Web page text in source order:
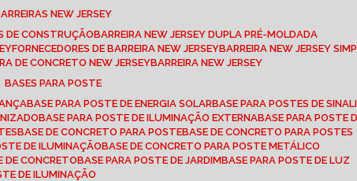
BARREIRAS NEW JERSEY
DE CONSTRUÇÃO BARREIRA NEW JERSEY DUPLA PRÉ-MOLDADA
FORNECEDORES DE BARREIRA NEW JERSEY BARREIRA NEW JERSEY
DE CONCRETO NEW JERSEY BARREIRA NEW JERSEY
BASES PARA POSTE
BASE PARA POSTE DE ENERGIA SOLAR BASE PARA POSTES DE
BASE PARA POSTE DE ILUMINAÇÃO EXTERNA BASE PARA POSTE
BASE DE CONCRETO PARA POSTE BASE DE CONCRETO PARA POSTES
DE ILUMINAÇÃO
BASE DE CONCRETO PARA POSTE METÁLICO
DE CONCRETO BASE PARA POSTE DE JARDIM BASE PARA POSTE DE LUZ
DE ILUMINAÇÃO